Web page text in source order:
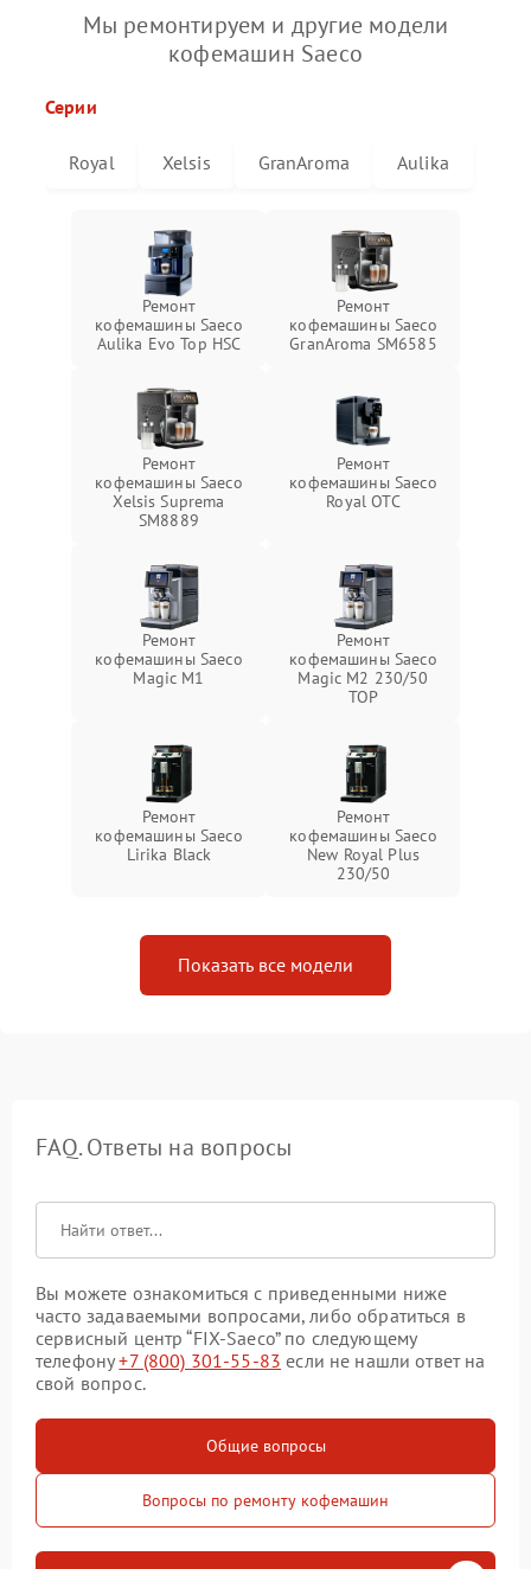
Мы ремонтируем и другие модели
кофемашин Saeco
Серии
Royal Xelsis GranAroma Aulika
Ремонт
кофемашины Saeco
Aulika Evo Top HSC
Ремонт
кофемашины Saeco
GranAroma SM6585
Ремонт
кофемашины Saeco
Xelsis Suprema
SM8889
Ремонт
кофемашины Saeco
Royal OTC
Ремонт
кофемашины Saeco
Magic M1
Ремонт
кофемашины Saeco
Magic M2 230/50
TOP
Ремонт
кофемашины Saeco
Lirika Black
Ремонт
кофемашины Saeco
New Royal Plus
230/50
Показать все модели
FAQ. Ответы на вопросы
Вы можете ознакомиться с приведенными ниже
часто задаваемыми вопросами, либо обратиться в
сервисный центр “FIX-Saeco” по следующему
телефону+7 (800) 301-55-83 если не нашли ответ на
свой вопрос.
Общие вопросы
Вопросы по ремонту кофемашин